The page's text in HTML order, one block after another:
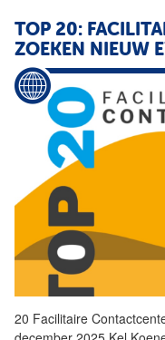
TOP 20:
ZOEKEN NIEUW
20 Facilitaire